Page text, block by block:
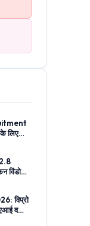
लिए
विंडो
विप्रो
व